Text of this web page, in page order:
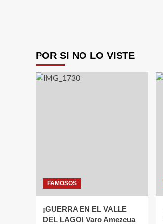
POR SI NO LO VISTE
FAMOSOS
¡GUERRA EN EL VALLE
DEL LAGO! Varo Amezcua